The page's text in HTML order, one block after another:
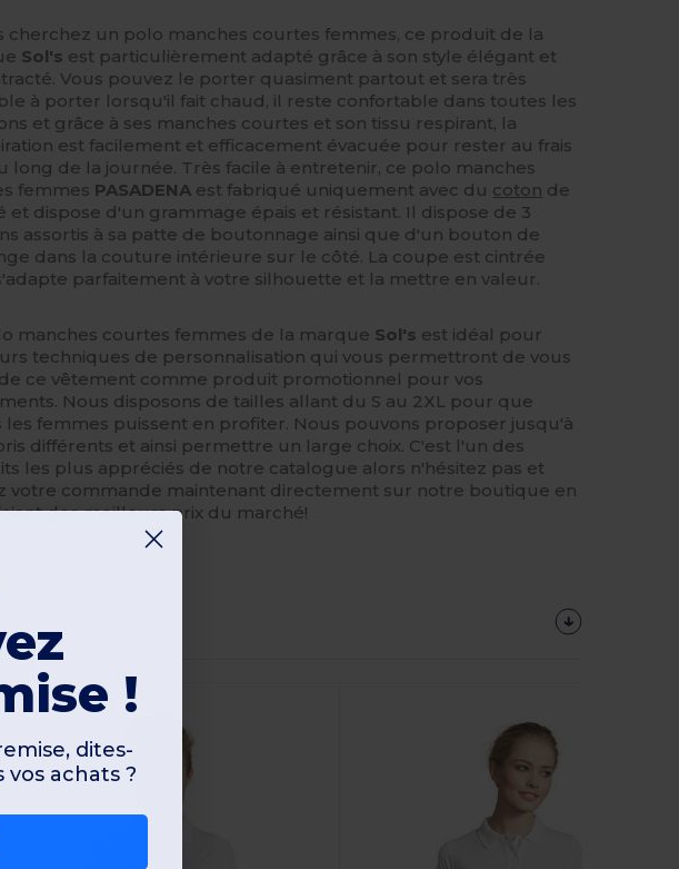
cherchez un polo manches courtes femmes, ce produit de la
Sol's est particulièrement adapté grâce à son style élégant et
Vous pouvez le porter quasiment partout et sera très
à porter lorsqu'il fait chaud, il reste confortable dans toutes les
et grâce à ses manches courtes et son tissu respirant, la
est facilement et efficacement évacuée pour rester au frais
long de la journée. Très facile à entretenir, ce polo manches
femmes PASADENA est fabriqué uniquement avec du coton de
et dispose d'un grammage épais et résistant. Il dispose de 3
assortis à sa patte de boutonnage ainsi que d'un bouton de
dans la couture intérieure sur le côté. La coupe est cintrée
parfaitement à votre silhouette et la mettre en valeur.
manches courtes femmes de la marque Sol's est idéal pour
techniques de personnalisation qui vous permettront de vous
ce vêtement comme produit promotionnel pour vos
Nous disposons de tailles allant du S au 2XL pour que
les femmes puissent en profiter. Nous pouvons proposer jusqu'à
différents et ainsi permettre un large choix. C'est l'un des
les plus appréciés de notre catalogue alors n'hésitez pas et
votre commande maintenant directement sur notre boutique en
des meilleurs prix du marché!
!
dites-
achats ?